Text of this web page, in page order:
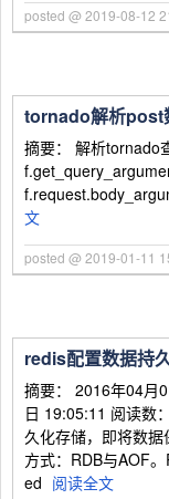
posted @ 2019-08-12
tornado解析post
摘要： 解析tornado
文
posted @ 2019-01-11
redis配置数据持
摘要： 2016年04月
日 19:05:11 阅读数
久化存储，即将数
方式：RDB与AOF
ed 阅读全文